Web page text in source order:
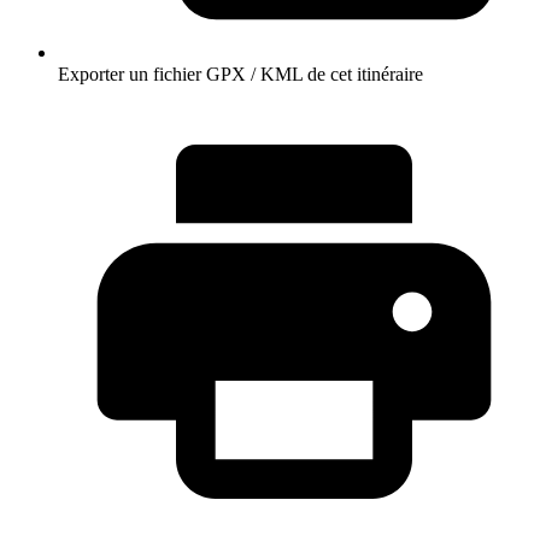
Exporter un fichier GPX / KML de cet itinéraire